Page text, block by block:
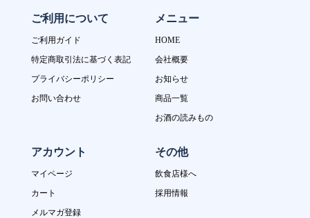
ご利用について
ご利用ガイド
特定商取引法に基づく表記
プライバシーポリシー
お問い合わせ
メニュー
HOME
会社概要
お知らせ
商品一覧
お酒の読みもの
アカウント
マイページ
カート
メルマガ登録
その他
飲食店様へ
採用情報